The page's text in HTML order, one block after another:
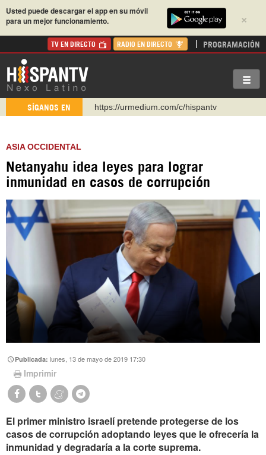
×
Usted puede descargar el app en su móvil
para un mejor funcionamiento.
TV EN DIRECTO RADIO EN DIRECTO PROGRAMACIÓN
SÍGANOS EN
https://urmedium.com/c/hispantv
https://www.facebook.com/Nexolatino.Canal
https://www.youtube.com/@nexo_latino
https://t.me/hispantvcanal
ASIA OCCIDENTAL
Netanyahu idea leyes para lograr
inmunidad en casos de corrupción
Publicada:lunes, 13 de mayo de 2019 17:30
Imprimir
El primer ministro israelí pretende protegerse de los
casos de corrupción adoptando leyes que le ofrecería la
inmunidad y degradaría a la corte suprema.